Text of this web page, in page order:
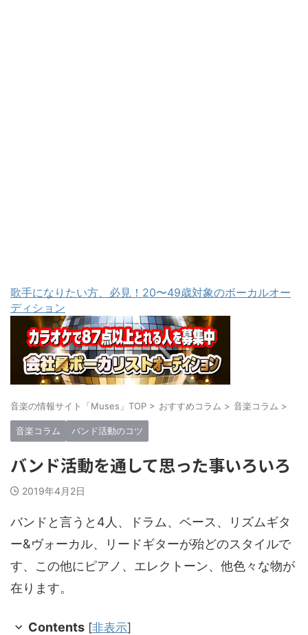
歌手になりたい方、必見！20〜49歳対象のボーカルオー
ディション
音楽の情報サイト「Muses」TOP > おすすめコラム > 音楽コラム >
音楽コラム バンド活動のコツ
バンド活動を通して思った事いろいろ
2019年4月2日
バンドと言うと4人、ドラム、ベース、リズムギタ
ー&ヴォーカル、リードギターが殆どのスタイルで
す、この他にピアノ、エレクトーン、他色々な物が
在ります。
Contents [非表示]